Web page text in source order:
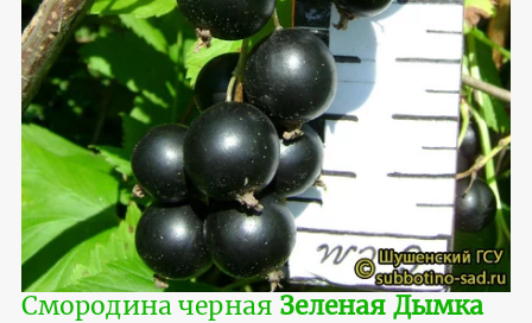
Смородина черная Зеленая Дымка